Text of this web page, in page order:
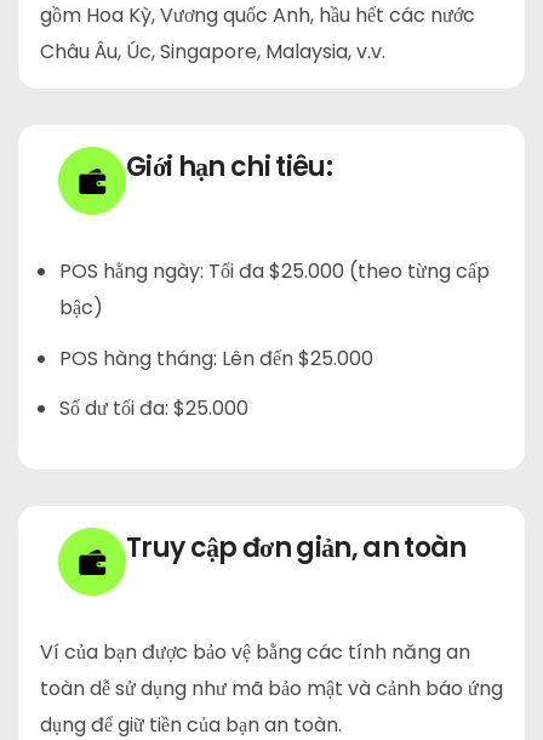
gồm Hoa Kỳ, Vương quốc Anh, hầu hết các nước
Châu Âu, Úc, Singapore, Malaysia, v.v.
Giới hạn chi tiêu:
POS hằng ngày: Tối đa $25.000 (theo từng cấp
bậc)
POS hàng tháng: Lên đến $25.000
Số dư tối đa: $25.000
Truy cập đơn giản, an toàn
Ví của bạn được bảo vệ bằng các tính năng an
toàn dễ sử dụng như mã bảo mật và cảnh báo ứng
dụng để giữ tiền của bạn an toàn.